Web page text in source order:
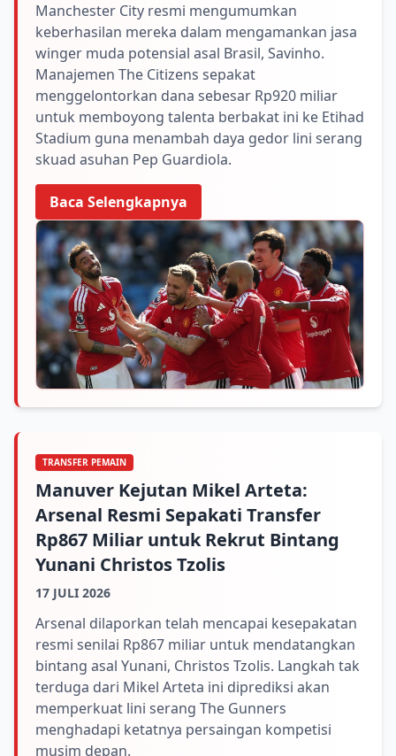
Manchester City resmi mengumumkan
keberhasilan mereka dalam mengamankan jasa
winger muda potensial asal Brasil, Savinho.
Manajemen The Citizens sepakat
menggelontorkan dana sebesar Rp920 miliar
untuk memboyong talenta berbakat ini ke Etihad
Stadium guna menambah daya gedor lini serang
skuad asuhan Pep Guardiola.
Baca Selengkapnya
TRANSFER PEMAIN
Manuver Kejutan Mikel Arteta:
Arsenal Resmi Sepakati Transfer
Rp867 Miliar untuk Rekrut Bintang
Yunani Christos Tzolis
17 JULI 2026
Arsenal dilaporkan telah mencapai kesepakatan
resmi senilai Rp867 miliar untuk mendatangkan
bintang asal Yunani, Christos Tzolis. Langkah tak
terduga dari Mikel Arteta ini diprediksi akan
memperkuat lini serang The Gunners
menghadapi ketatnya persaingan kompetisi
musim depan.